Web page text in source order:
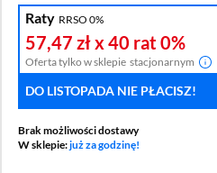
Raty RRSO 0%
57,47 złx 40 rat0%
Oferta tylko w sklepie stacjonarnym
DO LISTOPADA NIE PŁACISZ!
Brak możliwości dostawy
W sklepie:już za godzinę!